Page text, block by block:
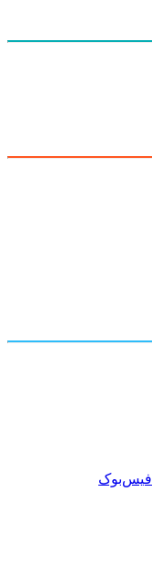
فیس‌بوک